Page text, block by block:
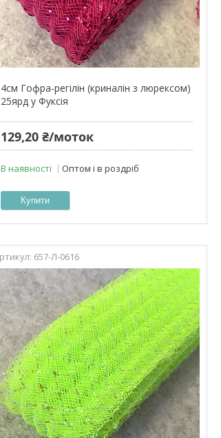
4см Гофра-регілін (криналін з люрексом)
25ярд у Фуксія
129,20 ₴/моток
В наявності Оптом і в роздріб
Купити
657-Л-0616